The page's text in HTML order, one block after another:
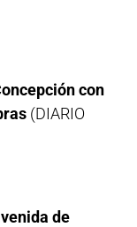
con
(DIARIO
de